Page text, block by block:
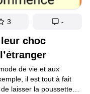
choc
de vie et aux
il est tout à fait
laisser la poussette
3 -